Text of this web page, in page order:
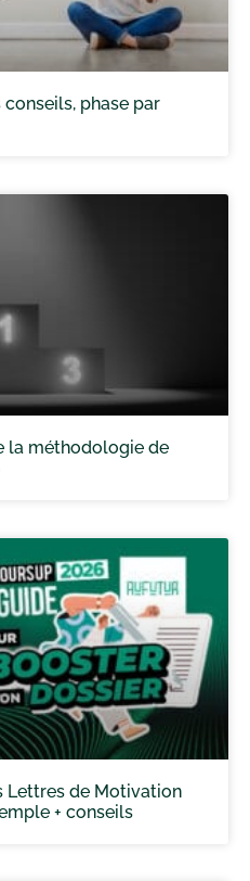
phase par
la méthodologie de
Lettres de Motivation
+ conseils